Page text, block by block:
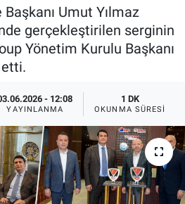
Umut Yılmaz
gerçekleştirilen serginin
Yönetim Kurulu Başkanı
etti.
- 12:08
YAYINLANMA
1 DK
OKUNMA SÜRESI